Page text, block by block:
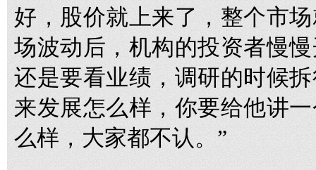
好，股价就上来了，整个市
场波动后，机构的投资者慢
还是要看业绩，调研的时候
来发展怎么样，你要给他讲
么样，大家都不认。”